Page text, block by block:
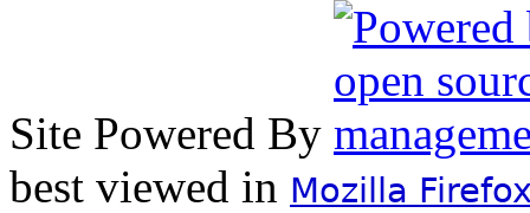
Site Powered By
best viewed in Mozilla